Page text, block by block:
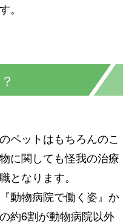
。
ペットはもちろんのこ
に関しても怪我の治療
となります。
動物病院で働く姿』か
約6割が動物病院以外